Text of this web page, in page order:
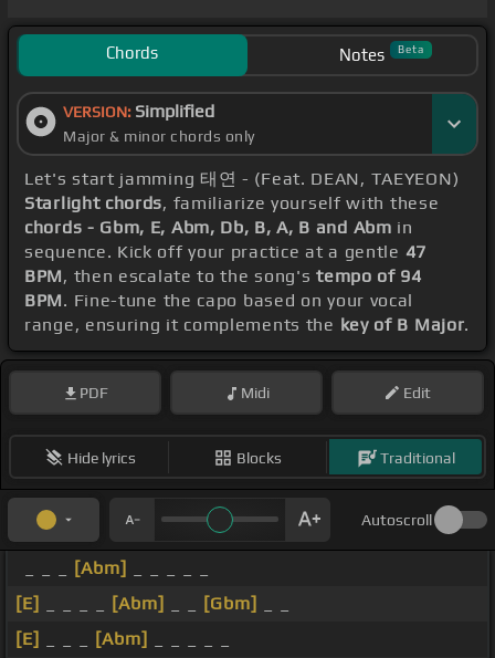
Chords Notes Beta
VERSION: Simplified
Major & minor chords only
Let's start jamming 태연 - (Feat. DEAN, TAEYEON)
Starlight chords, familiarize yourself with these
chords - Gbm, E, Abm, Db, B, A, B and Abm in
sequence. Kick off your practice at a gentle 47
BPM, then escalate to the song'stempo of 94
BPM. Fine-tune the capo based on your vocal
range, ensuring it complements the key of B Major.
PDF Midi Edit
Hide lyrics Blocks Traditional
Autoscroll
[Abm]
[E]
[Abm] [Gbm]
[E]
[Abm]